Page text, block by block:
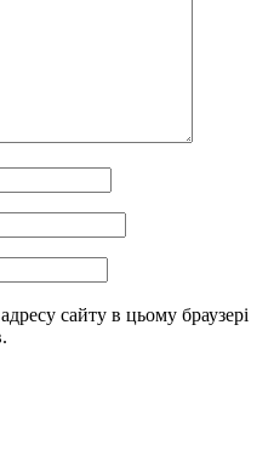
сайту в цьому браузері